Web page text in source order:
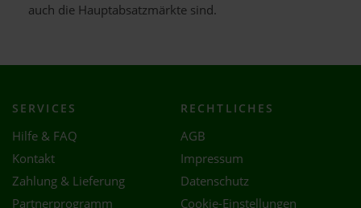
auch die Hauptabsatzmärkte sind.
SERVICES
Hilfe & FAQ
Kontakt
Zahlung & Lieferung
Partnerprogramm
RECHTLICHES
AGB
Impressum
Datenschutz
Cookie-Einstellungen